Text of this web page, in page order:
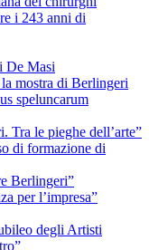
i 243 anni di
De Masi
mostra di Berlingeri
speluncarum
Tra le pieghe dell’arte”
di formazione di
Berlingeri”
per l’impresa”
degli Artisti